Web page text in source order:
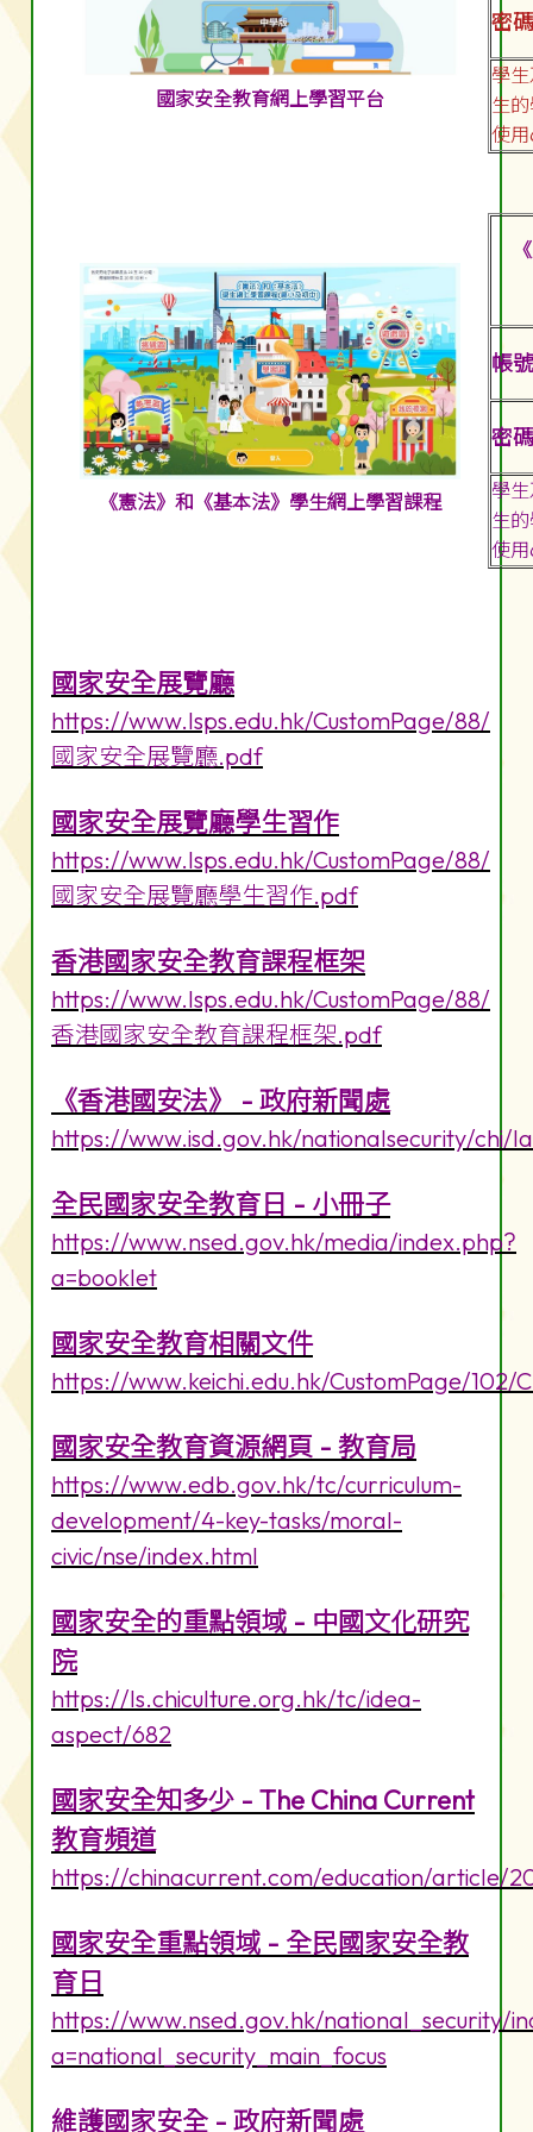
國家安全教育網上學習平台
密
學
生
使
《憲法》和《基本法》學生網上學習課程
帳
密
學
生
使
國家安全展覽廳
https://www.lsps.edu.hk/CustomPage/88/
國家安全展覽廳.pdf
國家安全展覽廳學生習作
https://www.lsps.edu.hk/CustomPage/88/
國家安全展覽廳學生習作.pdf
香港國家安全教育課程框架
https://www.lsps.edu.hk/CustomPage/88/
香港國家安全教育課程框架.pdf
《香港國安法》 - 政府新聞處
https://www.isd.gov.hk/nationalsecurity/chi/
全民國家安全教育日 - 小冊子
https://www.nsed.gov.hk/media/index.php?
a=booklet
國家安全教育相關文件
https://www.keichi.edu.hk/CustomPage/102/
國家安全教育資源網頁 - 教育局
https://www.edb.gov.hk/tc/curriculum-
development/4-key-tasks/moral-
civic/nse/index.html
國家安全的重點領域 - 中國文化研究
院
https://ls.chiculture.org.hk/tc/idea-
aspect/682
國家安全知多少 - The China Current
教育頻道
https://chinacurrent.com/education/article/
國家安全重點領域 - 全民國家安全教
育日
https://www.nsed.gov.hk/national_security/
a=national_security_main_focus
維護國家安全 - 政府新聞處